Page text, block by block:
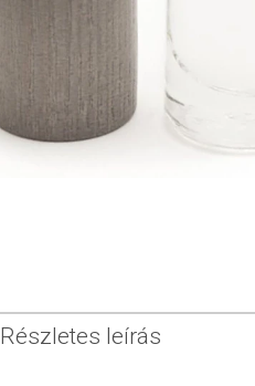
Részletes leírás